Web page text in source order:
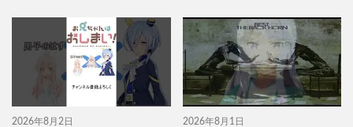
2026年8月2日 2026年8月1日